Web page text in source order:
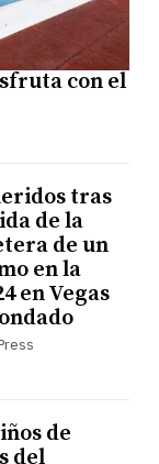
con el
tras
de la
de un
en la
en Vegas
de
del